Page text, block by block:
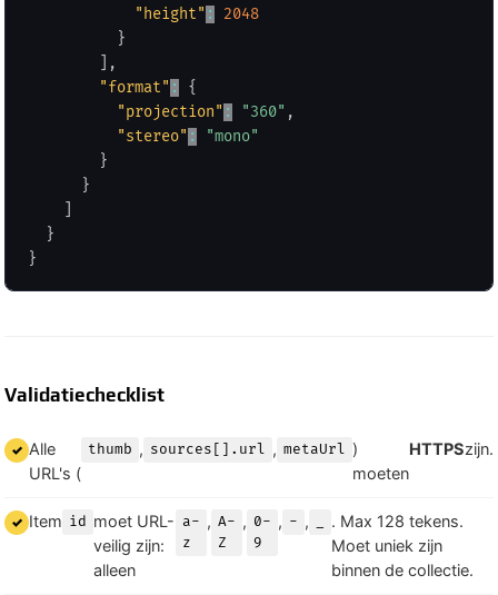
"height" :
2048
}
,
"format" :
{
"projection" : "360" ,
"stereo" :
"mono"
}
}
}
}
Validatiechecklist
Alle
URL's (
thumb , sources[].url , metaUrl )
moeten
HTTPSzijn.
Item id moet URL-
veilig zijn:
alleen
a-
z
, A-
Z
, 0-
9
, - ,
. Max 128 tekens.
Moet uniek zijn
binnen de collectie.